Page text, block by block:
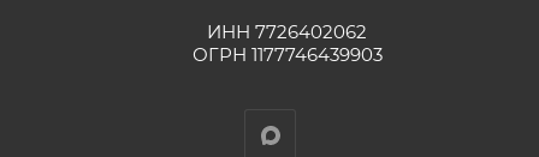
ИНН 7726402062
ОГРН 1177746439903